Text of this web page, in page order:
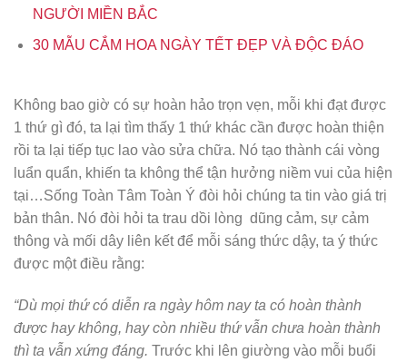
NGƯỜI MIỀN BẮC
30 MẪU CẮM HOA NGÀY TẾT ĐẸP VÀ ĐỘC ĐÁO
Không bao giờ có sự hoàn hảo trọn vẹn, mỗi khi đạt được
1 thứ gì đó, ta lại tìm thấy 1 thứ khác cần được hoàn thiện
rồi ta lại tiếp tục lao vào sửa chữa. Nó tạo thành cái vòng
luẩn quẩn, khiến ta không thể tận hưởng niềm vui của hiện
tại…Sống Toàn Tâm Toàn Ý đòi hỏi chúng ta tin vào giá trị
bản thân. Nó đòi hỏi ta trau dồi lòng dũng cảm, sự cảm
thông và mối dây liên kết để mỗi sáng thức dậy, ta ý thức
được một điều rằng:
“Dù mọi thứ có diễn ra ngày hôm nay ta có hoàn thành
được hay không, hay còn nhiều thứ vẫn chưa hoàn thành
thì ta vẫn xứng đáng. Trước khi lên giường vào mỗi buổi